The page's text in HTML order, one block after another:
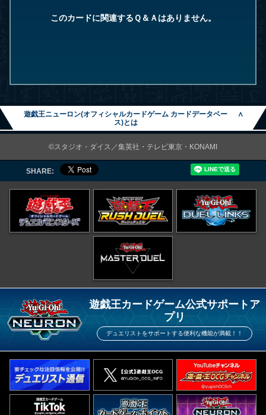
このカードに関連するＱ＆Ａはありません。
遊戯王ニューロン(オフィシャルカードゲーム カードデータベー
ス)とは
∧
©スタジオ・ダイス／集英社・テレビ東京・KONAMI
SHARE:
遊戯王カードゲーム公式サポートア
プリ
デュエリストをサポートする便利な機能が満載！！